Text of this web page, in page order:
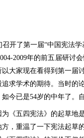
开了第一届“中国宪法
2009年的前五届研讨
大家现在看得到第一
求学术的期待。当时
今已是54岁的中年了。
《五四宪法》的起草
，重温了一下宪法起